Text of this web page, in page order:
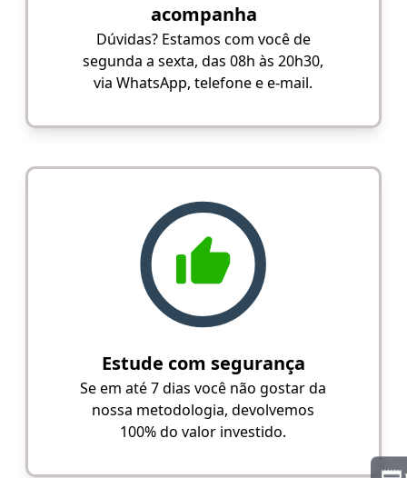
acompanha
Dúvidas? Estamos com você de
segunda a sexta, das 08h às 20h30,
via WhatsApp, telefone e e-mail.
Estude com segurança
Se em até 7 dias você não gostar da
nossa metodologia, devolvemos
100% do valor investido.